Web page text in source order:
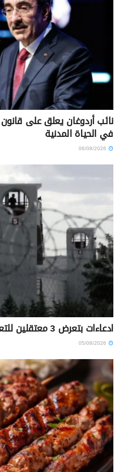
نائب أردوغان يعلق على
في الحياة المدنية
ادعاءات بتعرض 3 معتقلين للتعذيب في سجن تركي